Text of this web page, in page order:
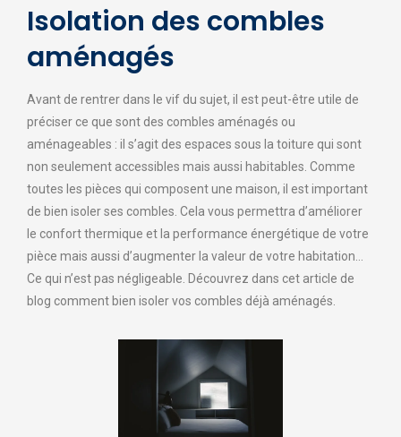
Isolation des combles
aménagés
Avant de rentrer dans le vif du sujet, il est peut-être utile de
préciser ce que sont des combles aménagés ou
aménageables : il s’agit des espaces sous la toiture qui sont
non seulement accessibles mais aussi habitables. Comme
toutes les pièces qui composent une maison, il est important
de bien isoler ses combles. Cela vous permettra d’améliorer
le confort thermique et la performance énergétique de votre
pièce mais aussi d’augmenter la valeur de votre habitation…
Ce qui n’est pas négligeable. Découvrez dans cet article de
blog comment bien isoler vos combles déjà aménagés.